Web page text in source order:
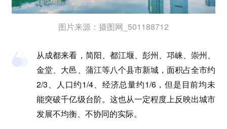
图片来源：摄图网_501188712
从成都来看，简阳、都江堰、彭州、邛崃、崇州、
金堂、大邑、蒲江等八个县市新城，面积占全市约
2/3、人口约1/4、经济总量约1/6，但是目前均未
能突破千亿级台阶。这也从一定程度上反映出城市
发展不均衡、不协同的实际。